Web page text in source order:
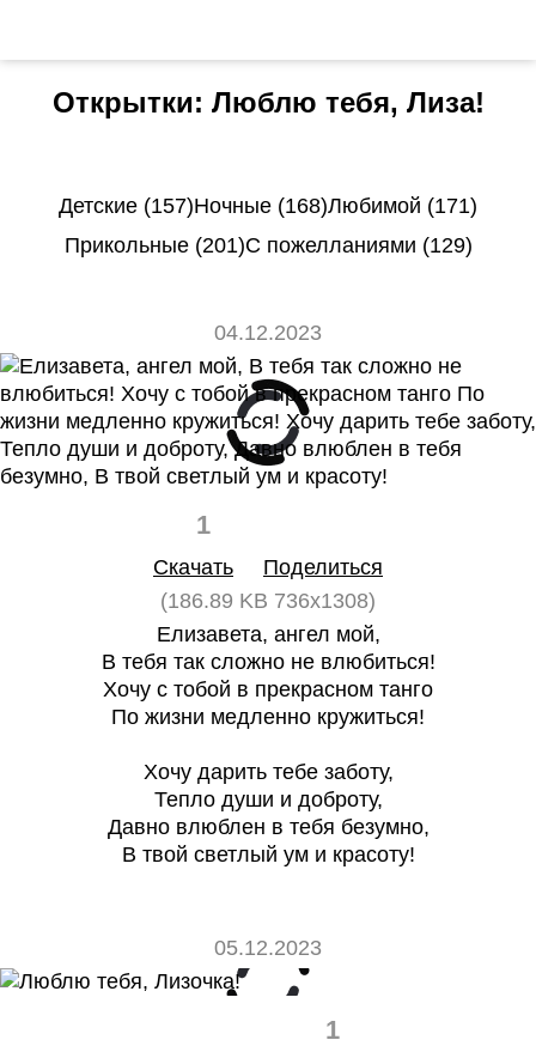
Открытки: Люблю тебя, Лиза!
Детские (157)Ночные (168)Любимой (171)
Прикольные (201)С пожелланиями (129)
04.12.2023
1
Скачать
Поделиться
(186.89 KB 736x1308)
Елизавета, ангел мой,
В тебя так сложно не влюбиться!
Хочу с тобой в прекрасном танго
По жизни медленно кружиться!
Хочу дарить тебе заботу,
Тепло души и доброту,
Давно влюблен в тебя безумно,
В твой светлый ум и красоту!
05.12.2023
1